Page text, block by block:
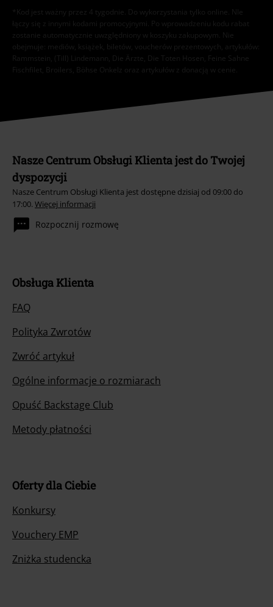
*Kod jest ważny przez 4 tygodnie. Do wykorzystania tylko online. NIe
łączy się z innymi kodami promocyjnymi. Po wprowadzeniu kodu rabat
zostanie automatycznie uwzględniony w koszyku zakupowym. Nie
obejmuje: mediów, książek, biletów, voucherów prezentowych, artykułów:
Rammstein, (Till) Lindemann, Die Ärzte, Die Toten Hosen, Feine Sahne
Fischfilet, Broilers, Böhse Onkelz oraz artykułów z donacją w cenie.
Nasze Centrum Obsługi Klienta jest do Twojej
dyspozycji
Nasze Centrum Obsługi Klienta jest dostępne dzisiaj od 09:00 do
17:00. Więcej informacji
Rozpocznij rozmowę
Obsługa Klienta
FAQ
Polityka Zwrotów
Zwróć artykuł
Ogólne informacje o rozmiarach
Opuść Backstage Club
Metody płatności
Oferty dla Ciebie
Konkursy
Vouchery EMP
Zniżka studencka